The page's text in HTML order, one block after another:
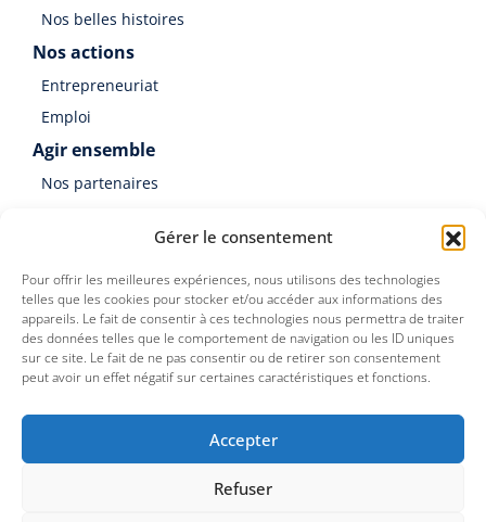
Gérer le consentement
Pour offrir les meilleures expériences, nous utilisons des technologies
telles que les cookies pour stocker et/ou accéder aux informations des
appareils. Le fait de consentir à ces technologies nous permettra de traiter
des données telles que le comportement de navigation ou les ID uniques
sur ce site. Le fait de ne pas consentir ou de retirer son consentement
peut avoir un effet négatif sur certaines caractéristiques et fonctions.
Accepter
Refuser
Nos belles histoires
Nos actions
Entrepreneuriat
Emploi
Agir ensemble
Nos partenaires
Germinal est une association du Groupe SOS